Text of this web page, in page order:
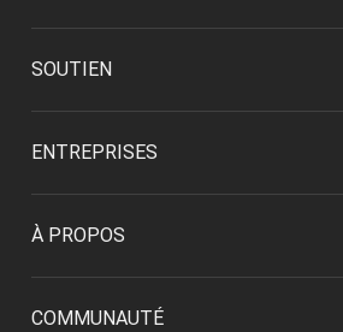
SOUTIEN
ENTREPRISES
À PROPOS
COMMUNAUTÉ